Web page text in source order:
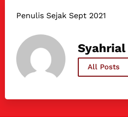
Penulis Sejak Sept 2021
Syahrial
All Posts